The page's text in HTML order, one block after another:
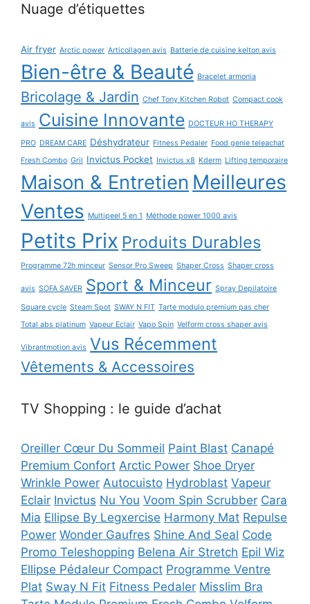
Nuage d’étiquettes
Air fryer Arctic power Articollagen avis Batterie de cuisine kelton avis
Bien-être & Beauté Bracelet armonia
Bricolage & Jardin Chef Tony Kitchen Robot Compact cook
avis Cuisine Innovante DOCTEUR HO THERAPY
PRO DREAM CARE Déshydrateur Fitness Pedaler Food genie teleachat
Fresh Combo Gril Invictus Pocket Invictus x8 Kderm Lifting temporaire
Maison & Entretien Meilleures
Ventes Multipeel 5 en 1 Méthode power 1000 avis
Petits Prix Produits Durables
Programme 72h minceur Sensor Pro Sweep Shaper Cross Shaper cross
avis SOFA SAVER Sport & Minceur Spray Depilatoire
Square cycle Steam Spot SWAY N FIT Tarte modulo premium pas cher
Total abs platinum Vapeur Eclair Vapo Spin Velform cross shaper avis
Vibrantmotion avis Vus Récemment
Vêtements & Accessoires
TV Shopping : le guide d’achat
Oreiller Cœur Du Sommeil Paint Blast Canapé
Premium Confort Arctic Power Shoe Dryer
Wrinkle Power Autocuisto Hydroblast Vapeur
Eclair Invictus Nu You Voom Spin Scrubber Cara
Mia Ellipse By Legxercise Harmony Mat Repulse
Power Wonder Gaufres Shine And Seal Code
Promo Teleshopping Belena Air Stretch Epil Wiz
Ellipse Pédaleur Compact Programme Ventre
Plat Sway N Fit Fitness Pedaler Misslim Bra